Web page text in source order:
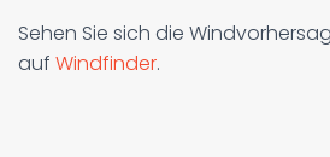
Sehen Sie sich die
auf Windfinder.